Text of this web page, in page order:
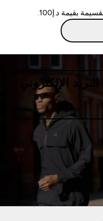
بقيمة د.إ100.
الإلكتروني